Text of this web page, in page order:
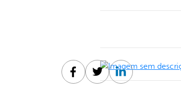
Facebook
TwitterLinkedin